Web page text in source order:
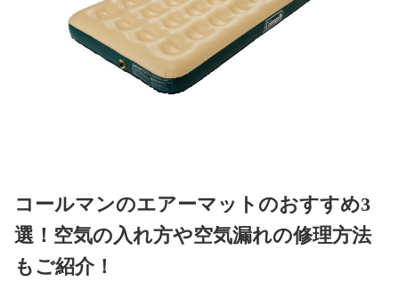
コールマンのエアーマットのおすすめ3
選！空気の入れ方や空気漏れの修理方法
もご紹介！